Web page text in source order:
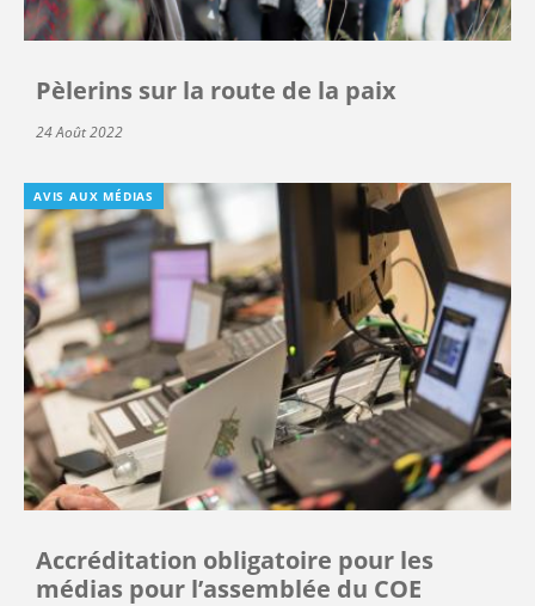
Pèlerins sur la route de la paix
24 Août 2022
AVIS AUX MÉDIAS
Accréditation obligatoire pour les
médias pour l’assemblée du COE